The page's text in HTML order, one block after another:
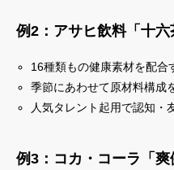
例2：アサヒ飲料「十六
16種類もの健康素材を配合
季節にあわせて原材料構成
人気タレント起用で認知・
例3：コカ・コーラ「爽